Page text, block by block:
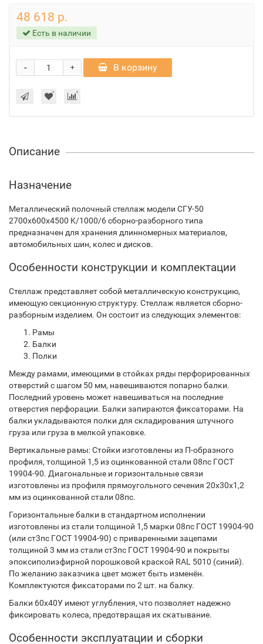
48 618 р.
Есть в наличии
+
- В корзину
Описание
Назначение
Металлический полочный стеллаж модели СГУ-50
2700х600х4500 K/1000/6 сборно-разборного типа
предназначен для хранения длинномерных материалов,
автомобильных шин, колес и дисков.
Особенности конструкции и комплектации
Стеллаж представляет собой металлическую конструкцию,
имеющую секционную структуру. Стеллаж является сборно-
разборным изделием. Он состоит из следующих элементов:
Рамы
Балки
Полки
Между рамами, имеющими в стойках ряды перфорированных
отверстий с шагом 50 мм, навешиваются попарно балки.
Последний уровень может навешиваться на последние
отверстия перфорации. Балки запираются фиксаторами. На
балки укладываются полки для складирования штучного
груза или груза в мелкой упаковке.
Вертикальные рамы: Стойки изготовлены из П-образного
профиля, толщиной 1,5 из оцинкованной стали 08пс ГОСТ
19904-90. Диагональные и горизонтальные связи
изготовлены из профиля прямоугольного сечения 20х30х1,2
мм из оцинкованной стали 08пс.
Горизонтальные балки в стандартном исполнении
изготовлены из стали толщиной 1,5 марки 08пс ГОСТ 19904-90
(или ст3пс ГОСТ 19904-90) с приваренными зацепами
толщиной 3 мм из стали ст3пс ГОСТ 19904-90 и покрыты
эпоксиполиэфирной порошковой краской RAL 5010 (синий).
По желанию заказчика цвет может быть изменён.
Комплектуются фиксаторами по 2 шт. на балку.
Балки 60х40У имеют углубления, что позволяет надежно
фиксировать колеса, предотвращая их скатывание.
Особенности эксплуатации и сборки